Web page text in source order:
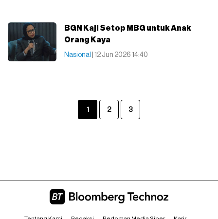
BGN Kaji Setop MBG untuk Anak
Orang Kaya
Nasional | 12 Jun 2026 14:40
1 2 3